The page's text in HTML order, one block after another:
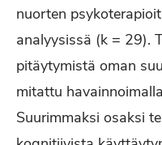
nuorten
analyysissä (k = 29).
pitäytymistä oman
mitattu
Suurimmaksi osaksi